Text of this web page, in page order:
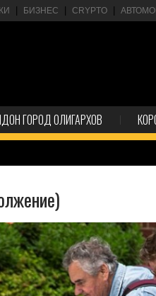
БИЗНЕС CRYPTO
ГОРОД ОЛИГАРХОВ